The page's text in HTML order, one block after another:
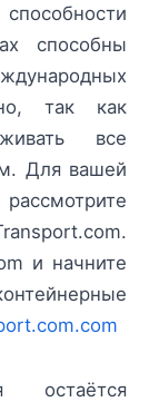
способны
так как
все
Для вашей
и начните